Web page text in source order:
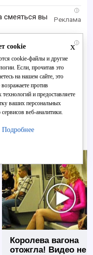
i
смеяться вы
i
люди
семи
Королева вагона
отожгла! Видео не
x
cookie
cookie-файлы и другие
Если, прочитав это
на нашем сайте, это
против
технологий и предоставляете
ваших персональных
веб-аналитики.
Подробнее